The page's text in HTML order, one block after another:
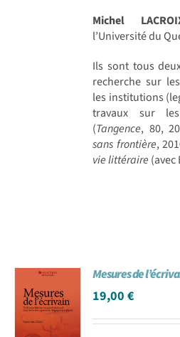
Michel
l’Université du
Ils sont tous
recherche sur
les institutions
travaux sur
(Tangence, 80,
sans frontière,
vie littéraire (avec
Mesures de
19,00€